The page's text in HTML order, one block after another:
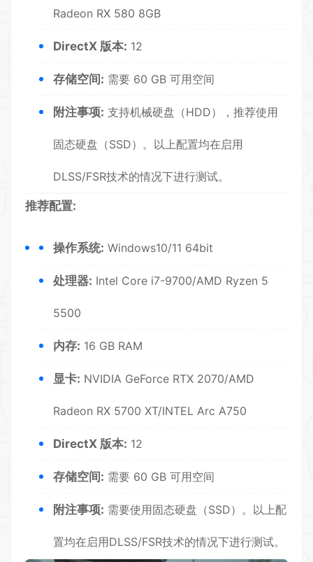
Radeon RX 580 8GB
DirectX 版本: 12
存储空间: 需要 60 GB 可用空间
附注事项: 支持机械硬盘（HDD），推荐使用
固态硬盘（SSD）。以上配置均在启用
DLSS/FSR技术的情况下进行测试。
推荐配置:
操作系统: Windows10/11 64bit
处理器: Intel Core i7-9700/AMD Ryzen 5
5500
内存: 16 GB RAM
显卡: NVIDIA GeForce RTX 2070/AMD
Radeon RX 5700 XT/INTEL Arc A750
DirectX 版本: 12
存储空间: 需要 60 GB 可用空间
附注事项: 需要使用固态硬盘（SSD）。以上配
置均在启用DLSS/FSR技术的情况下进行测试。